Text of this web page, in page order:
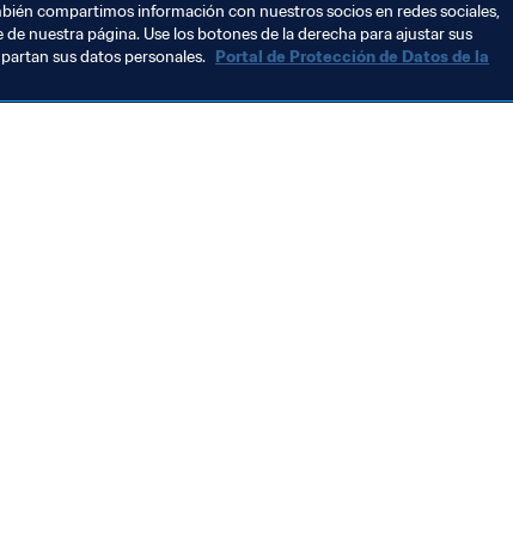
compartimos información con nuestros socios en redes sociales,
nuestra página. Use los botones de la derecha para ajustar sus
sus datos personales. Portal de Protección de Datos de la